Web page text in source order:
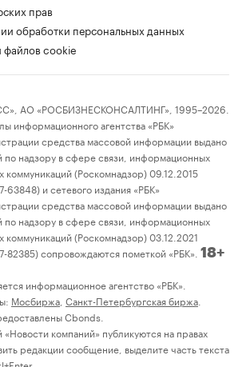
прав
обработки персональных данных
файлов cookie
АО «РОСБИЗНЕСКОНСАЛТИНГ», 1995–2026.
информационного агентства «РБК»
средства массовой информации выдано
надзору в сфере связи, информационных
коммуникаций (Роскомнадзор) 09.12.2015
и сетевого издания «РБК»
средства массовой информации выдано
надзору в сфере связи, информационных
коммуникаций (Роскомнадзор) 03.12.2021
сопровождаются пометкой «РБК». 18+
информационное агентство «РБК».
Мосбиржа Санкт-Петербургская биржа
Cbonds.
компаний» публикуются на правах
редакции сообщение, выделите часть текста